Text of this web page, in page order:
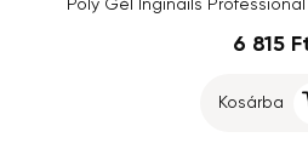
6 815
Kosárba